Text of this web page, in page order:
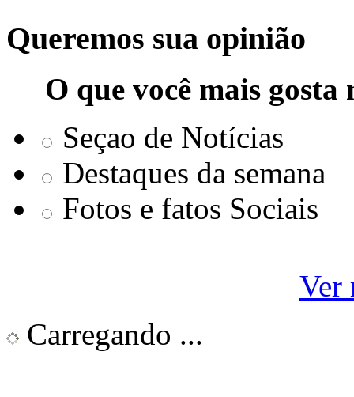
Queremos sua opinião
O que você mais
Seçao de Notícias
Destaques da semana
Fotos e fatos Sociais
Ver
Carregando ...